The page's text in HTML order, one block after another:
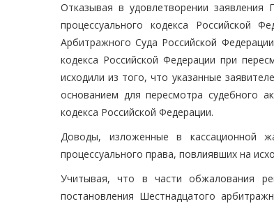
Отказывая в удовлетворении заявления
процессуального кодекса Российской
Арбитражного Суда Российской
кодекса Российской Федерации при
исходили из того, что указанные
основанием для пересмотра судебного
кодекса Российской Федерации.
Доводы, изложенные в кассационной
процессуального права, повлиявших на
Учитывая, что в части обжалования
постановления Шестнадцатого